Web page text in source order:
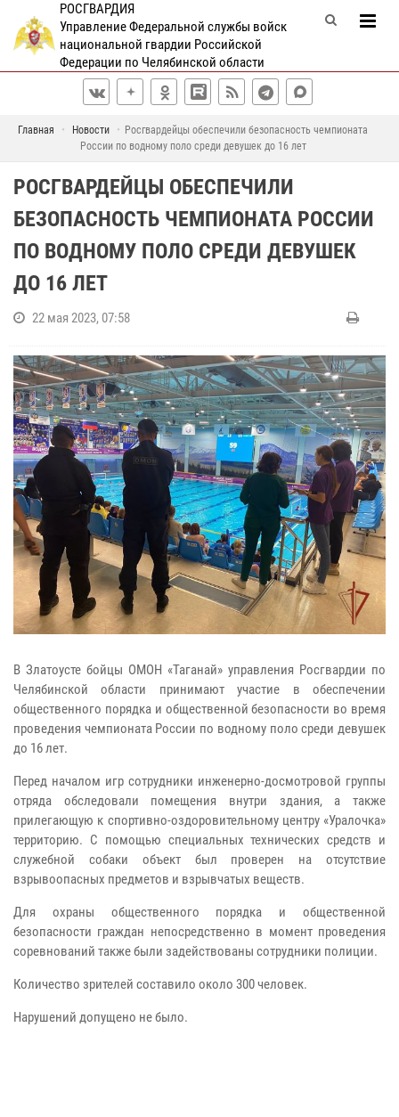
РОСГВАРДИЯ
Управление Федеральной службы войск
национальной гвардии Российской
Федерации по Челябинской области
Главная Новости
Росгвардейцы обеспечили безопасность чемпионата
России по водному поло среди девушек до 16 лет
РОСГВАРДЕЙЦЫ ОБЕСПЕЧИЛИ
БЕЗОПАСНОСТЬ ЧЕМПИОНАТА РОССИИ
ПО ВОДНОМУ ПОЛО СРЕДИ ДЕВУШЕК
ДО 16 ЛЕТ
22 мая 2023, 07:58
В Златоусте бойцы ОМОН «Таганай» управления Росгвардии по
Челябинской области принимают участие в обеспечении
общественного порядка и общественной безопасности во время
проведения чемпионата России по водному поло среди девушек
до 16 лет.
Перед началом игр сотрудники инженерно-досмотровой группы
отряда обследовали помещения внутри здания, а также
прилегающую к спортивно-оздоровительному центру «Уралочка»
территорию. С помощью специальных технических средств и
служебной собаки объект был проверен на отсутствие
взрывоопасных предметов и взрывчатых веществ.
Для охраны общественного порядка и общественной
безопасности граждан непосредственно в момент проведения
соревнований также были задействованы сотрудники полиции.
Количество зрителей составило около 300 человек.
Нарушений допущено не было.